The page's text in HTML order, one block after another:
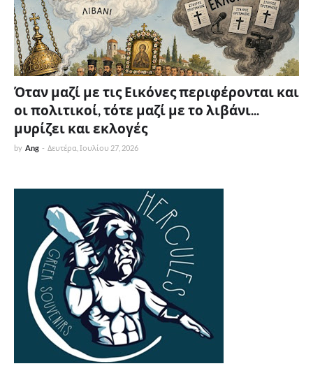
Όταν μαζί με τις Εικόνες περιφέρονται και
οι πολιτικοί, τότε μαζί με το λιβάνι...
μυρίζει και εκλογές
by Ang - Δευτέρα, Ιουλίου 27, 2026